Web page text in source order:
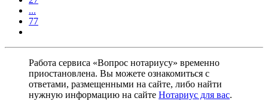
...
77
Работа сервиса «Вопрос нотариусу» временно
приостановлена. Вы можете ознакомиться с
ответами, размещенными на сайте, либо найти
нужную информацию на сайте Нотариус для вас.